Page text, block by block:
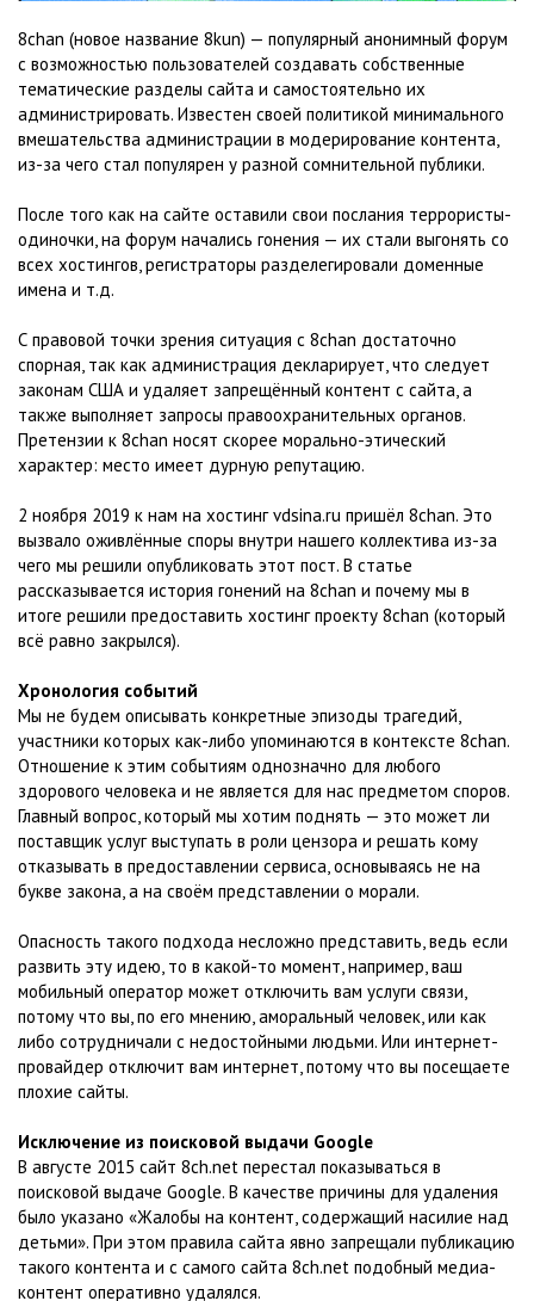
8chan (новое название 8kun) — популярный анонимный форум
с возможностью пользователей создавать собственные
тематические разделы сайта и самостоятельно их
администрировать. Известен своей политикой минимального
вмешательства администрации в модерирование контента,
из-за чего стал популярен у разной сомнительной публики.
После того как на сайте оставили свои послания террористы-
одиночки, на форум начались гонения — их стали выгонять со
всех хостингов, регистраторы разделегировали доменные
имена и т.д.
С правовой точки зрения ситуация с 8chan достаточно
спорная, так как администрация декларирует, что следует
законам США и удаляет запрещённый контент с сайта, а
также выполняет запросы правоохранительных органов.
Претензии к 8chan носят скорее морально-этический
характер: место имеет дурную репутацию.
2 ноября 2019 к нам на хостинг vdsina.ru пришёл 8chan. Это
вызвало оживлённые споры внутри нашего коллектива из-за
чего мы решили опубликовать этот пост. В статье
рассказывается история гонений на 8chan и почему мы в
итоге решили предоставить хостинг проекту 8chan (который
всё равно закрылся).
Хронология событий
Мы не будем описывать конкретные эпизоды трагедий,
участники которых как-либо упоминаются в контексте 8chan.
Отношение к этим событиям однозначно для любого
здорового человека и не является для нас предметом споров.
Главный вопрос, который мы хотим поднять — это может ли
поставщик услуг выступать в роли цензора и решать кому
отказывать в предоставлении сервиса, основываясь не на
букве закона, а на своём представлении о морали.
Опасность такого подхода несложно представить, ведь если
развить эту идею, то в какой-то момент, например, ваш
мобильный оператор может отключить вам услуги связи,
потому что вы, по его мнению, аморальный человек, или как
либо сотрудничали с недостойными людьми. Или интернет-
провайдер отключит вам интернет, потому что вы посещаете
плохие сайты.
Исключение из поисковой выдачи Google
В августе 2015 сайт 8ch.net перестал показываться в
поисковой выдаче Google. В качестве причины для удаления
было указано «Жалобы на контент, содержащий насилие над
детьми». При этом правила сайта явно запрещали публикацию
такого контента и с самого сайта 8ch.net подобный медиа-
контент оперативно удалялся.